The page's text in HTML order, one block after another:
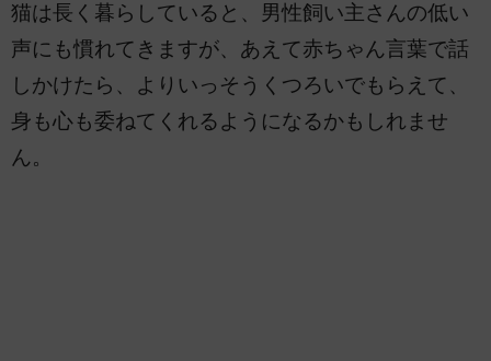
猫は長く暮らしていると、男性飼い主さんの低い
声にも慣れてきますが、あえて赤ちゃん言葉で話
しかけたら、よりいっそうくつろいでもらえて、
身も心も委ねてくれるようになるかもしれませ
ん。